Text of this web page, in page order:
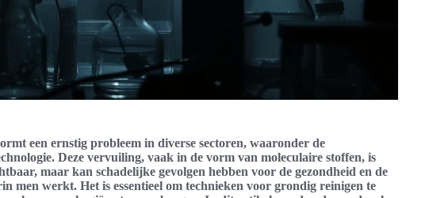
een ernstig probleem in diverse sectoren, waaronder de
Deze vervuiling, vaak in de vorm van moleculaire stoffen, is
maar kan schadelijke gevolgen hebben voor de gezondheid en de
men werkt. Het is essentieel om technieken voor grondig reinigen te